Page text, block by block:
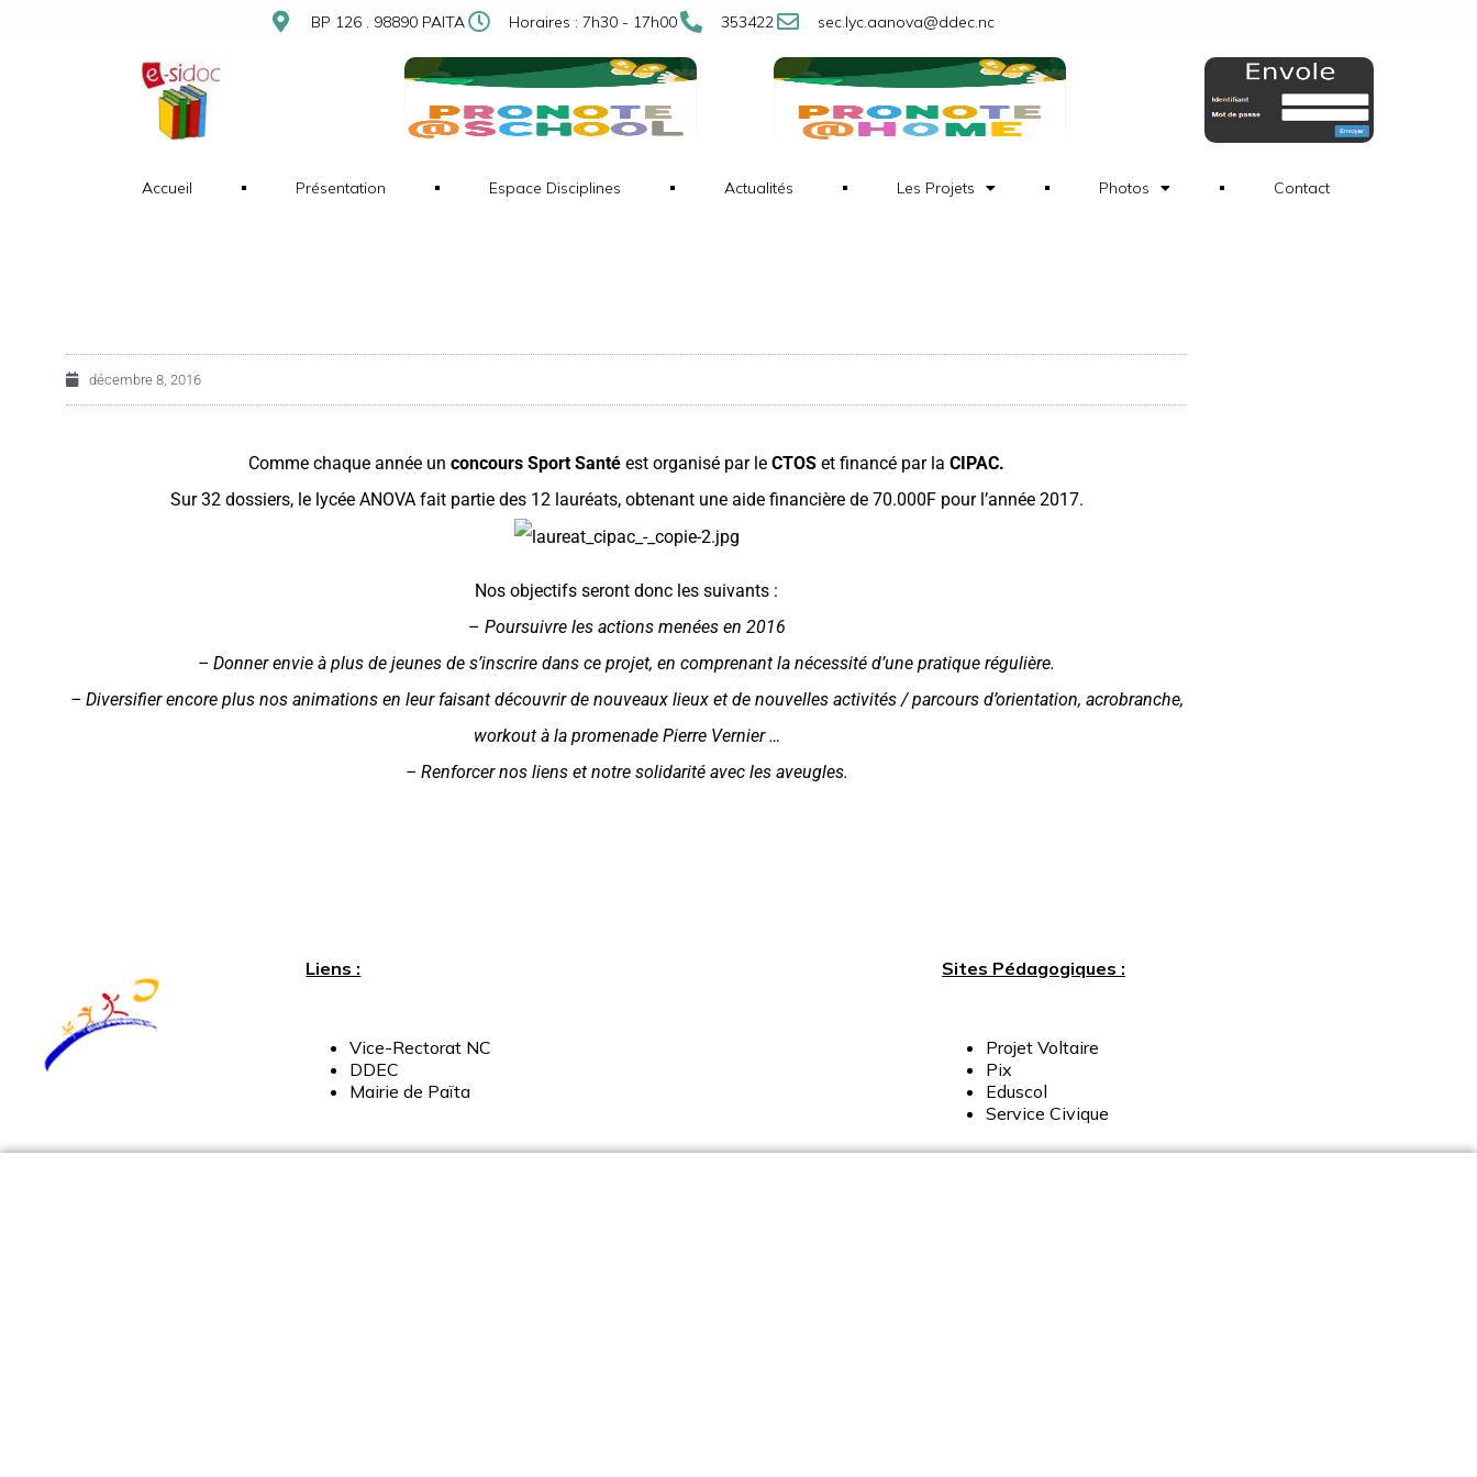
BP 126 . 98890 PAITA Horaires : 7h30 - 17h00 353422 sec.lyc.aanova@ddec.nc
Accueil Présentation Espace Disciplines Actualités Les Projets Photos Contact
décembre 8, 2016
Comme chaque année un concours Sport Santé est organisé par le CTOS et financé par la CIPAC.
Sur 32 dossiers, le lycée ANOVA fait partie des 12 lauréats, obtenant une aide financière de 70.000F pour l’année 2017.
Nos objectifs seront donc les suivants :
– Poursuivre les actions menées en 2016
– Donner envie à plus de jeunes de s’inscrire dans ce projet, en comprenant la nécessité d’une pratique régulière.
– Diversifier encore plus nos animations en leur faisant découvrir de nouveaux lieux et de nouvelles activités / parcours d’orientation, acrobranche,
workout à la promenade Pierre Vernier …
– Renforcer nos liens et notre solidarité avec les aveugles.
Liens :
Vice-Rectorat NC
DDEC
Mairiede Païta
Sites Pédagogiques :
Projet Voltaire
Pix
Eduscol
Service Civique